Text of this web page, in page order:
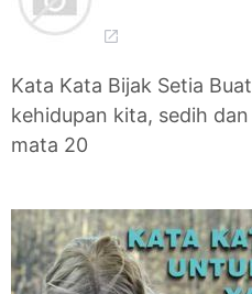
Kata Kata Bijak Setia
kehidupan kita, sedih
mata 20